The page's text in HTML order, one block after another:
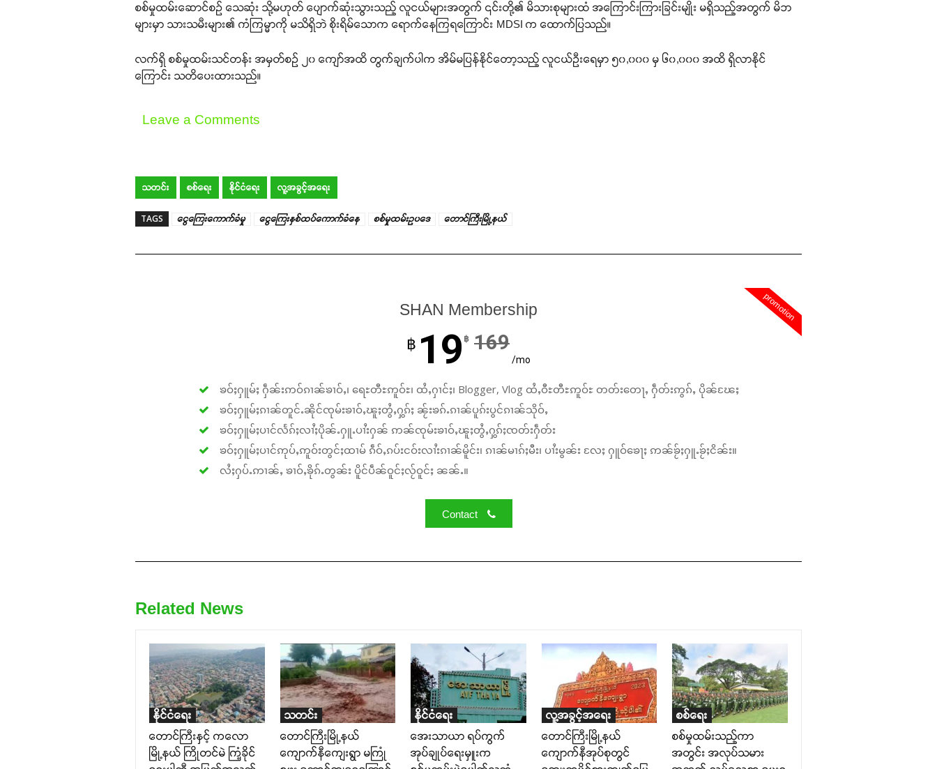
စစ်မှုထမ်းဆောင်စဉ် သေဆုံး သို့မဟုတ် ပျောက်ဆုံးသွားသည့် လူငယ်များအတွက် ၎င်းတို့၏ မိသားစုများထံ အကြောင်းကြားခြင်းမျိုး မရှိသည့်အတွက် မိဘ
များမှာ သားသမီးများ၏ ကံကြမ္မာကို မသိရှိဘဲ စိုးရိမ်သောက ရောက်နေကြရကြောင်း MDSI က ထောက်ပြသည်။
လက်ရှိ စစ်မှုထမ်းသင်တန်း အမှတ်စဉ် ၂၀ ကျော်အထိ တွက်ချက်ပါက အိမ်မပြန်နိုင်တော့သည့် လူငယ်ဦးရေမှာ ၅၀,၀၀၀ မှ ၆၀,၀၀၀ အထိ ရှိလာနိုင်
ကြောင်း သတိပေးထားသည်။
Leave a Comments
သတင်း စစ်ရေး နိုင်ငံရေး လူ့အခွင့်အရေး
TAGS ငွေကြေးကောက်ခံမှု ငွေကြေးနှစ်ထပ်ကောက်ခံနေ စစ်မှုထမ်းဉပဒေ တောင်ကြီးမြို့နယ်
promotion
SHAN Membership
฿ 19 ฿ 169
/mo
ၶဝ်ႈႁူမ်ႈ ႁဵၼ်းဢဝ်ၵၢၼ်ၶၢဝ်ႇ၊ ရေႊတီႊဢူဝ်ႊ၊ ထႆႇႁၢင်ႈ၊ Blogger, Vlog ထႆႇဝီႊတီႊဢူဝ်ႊ တတ်းတေႃႇ ႁဵတ်းဢွၵ်ႇ ပိုၼ်ၽႄႈ
ၶဝ်ႈႁူမ်ႈၵၢၼ်တူင်ႉၼိုင်ၸုမ်းၶၢဝ်ႇၽူႈတွႆႇႁွၵ်ႈ ၼႂ်းၶၵ်ႉၵၢၼ်ပူၵ်းပွင်ၵၢၼ်သိုဝ်ႇ
ၶဝ်ႈႁူမ်ႈပၢင်လႅၵ်ႈလၢႆႈပိုၼ်ႉႁူႉပၢႆးႁၼ် ဢၼ်ၸုမ်းၶၢဝ်ႇၽူႈတွႆႇႁွၵ်ႈၸတ်းႁဵတ်း
ၶဝ်ႈႁူမ်ႈပၢင်ဢုပ်ႇဢူဝ်းတွင်ႈထၢမ် ၵဵဝ်ႇၵပ်းငဝ်းလၢႆးၵၢၼ်မိူင်း၊ ၵၢၼ်မၢၵ်ႈမီး၊ ပၢႆးမွၼ်း လႄႈ ႁူဝ်ၶေႃႈ ဢၼ်ၶႂ်ႈႁူႉၶႂ်ႈငိၼ်း။
လႆႈႁပ်ႉဢၢၼ်ႇ ၶၢဝ်ႇၶိုၵ်ႉတွၼ်း ပိူင်ပဵၼ်ဝူင်ႈလႂ်ဝူင်ႈ ၼၼ်ႉ။
Contact
Related News
နိုင်ငံရေး
တောင်ကြီးနှင့် ကလော
မြို့နယ် ကြိုတင်မဲ ကြံ့ခိုင်
သတင်း
တောင်ကြီးမြို့နယ်
ကျောက်နီကျေးရွာ မကြုံ
နိုင်ငံရေး
အေးသာယာ ရပ်ကွက်
အုပ်ချုပ်ရေးမှူးက
လူ့အခွင့်အရေး
တောင်ကြီးမြို့နယ်
ကျောက်နီအုပ်စုတွင်
စစ်ရေး
စစ်မှုထမ်းသည့်ကာ
အတွင်း အလုပ်သမား